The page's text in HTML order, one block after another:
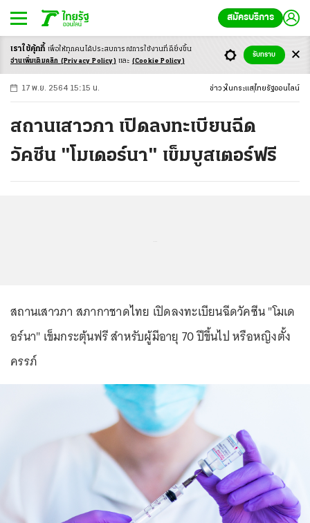
สมัครบริการ
-ก ก ก+
17 พ.ย. 2564 15:15 น. ข่าว ในกระแส ไทยรัฐออนไลน์
สถานเสาวภา เปิดลงทะเบียนฉีด
วัคซีน "โมเดอร์นา" เข็มบูสเตอร์ฟรี
สถานเสาวภา สภากาชาดไทย เปิดลงทะเบียนฉีดวัคซีน "โมเด
อร์นา" เข็มกระตุ้นฟรี สำหรับผู้มีอายุ 70 ปีขึ้นไป หรือหญิงตั้ง
ครรภ์
เราใช้คุ้กกี้ เพื่อให้ทุกคนได้ประสบการณ์การใช้งานที่ดียิ่งขึ้น
อ่านเพิ่มเติมคลิก (Privacy Policy) และ (Cookie Policy)
รับทราบ